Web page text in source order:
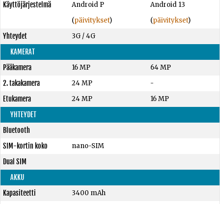
Käyttöjärjestelmä
Android P
(päivitykset)
Android 13
(päivitykset)
Yhteydet
3G / 4G
KAMERAT
Pääkamera
16 MP
64 MP
2. takakamera
24 MP
-
Etukamera
24 MP
16 MP
YHTEYDET
Bluetooth
SIM-kortin koko
nano-SIM
Dual SIM
AKKU
Kapasiteetti
3400 mAh